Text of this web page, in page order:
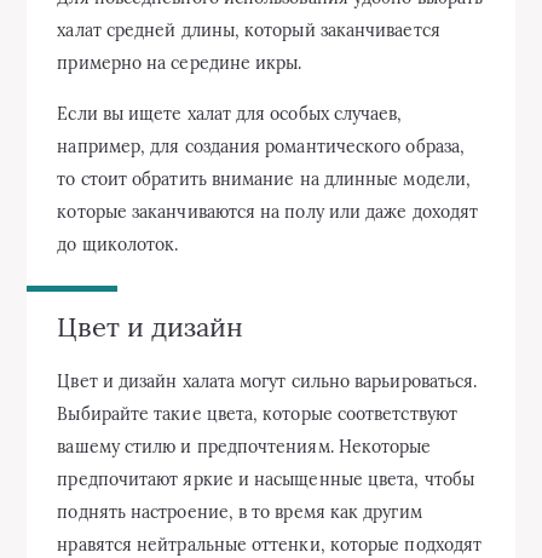
халат средней длины, который заканчивается
примерно на середине икры.
Если вы ищете халат для особых случаев,
например, для создания романтического образа,
то стоит обратить внимание на длинные модели,
которые заканчиваются на полу или даже доходят
до щиколоток.
Цвет и дизайн
Цвет и дизайн халата могут сильно варьироваться.
Выбирайте такие цвета, которые соответствуют
вашему стилю и предпочтениям. Некоторые
предпочитают яркие и насыщенные цвета, чтобы
поднять настроение, в то время как другим
нравятся нейтральные оттенки, которые подходят